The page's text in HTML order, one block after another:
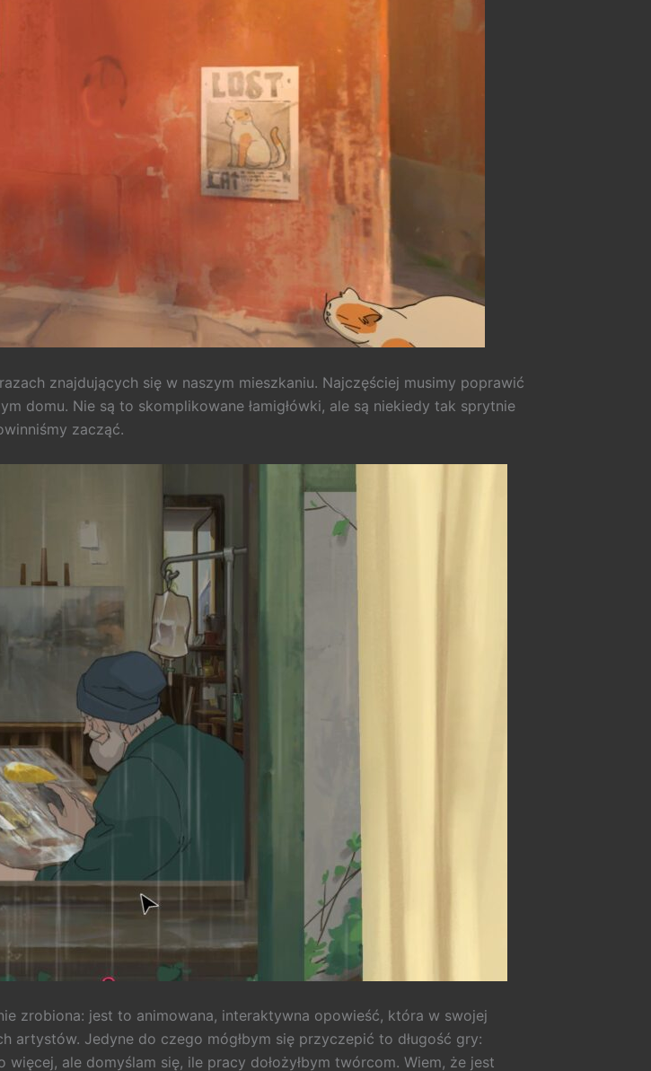
znajdujących się w naszym mieszkaniu. Najczęściej musimy poprawić
domu. Nie są to skomplikowane łamigłówki, ale są niekiedy tak sprytnie
zacząć.
zrobiona: jest to animowana, interaktywna opowieść, która w swojej
artystów. Jedyne do czego mógłbym się przyczepić to długość gry:
ale domyślam się, ile pracy dołożyłbym twórcom. Wiem, że jest